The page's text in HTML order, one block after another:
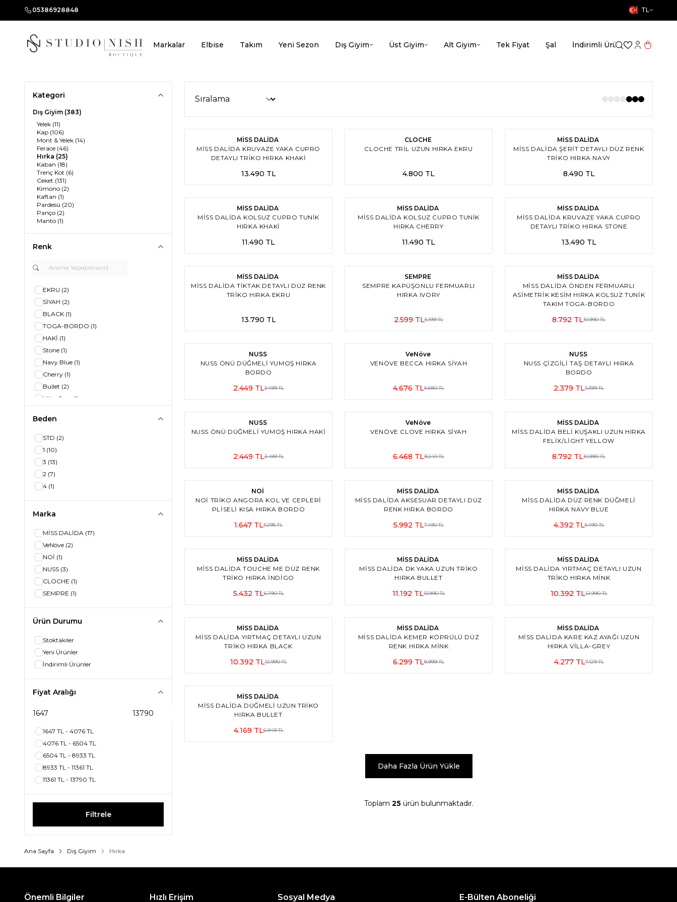
05386928848 TL
Markalar Elbise Takım Yeni Sezon Dış Giyim Üst Giyim Alt Giyim Tek Fiyat Şal İndirimli ÜrünlerFavorilerim
Hesabım
Sepetim
Kategori
Dış Giyim (383)
Yelek (11)
Kap (106)
Mont & Yelek (14)
Ferace (46)
Hırka (25)
Kaban (18)
Trenç Kot (6)
Ceket (131)
Kimono (2)
Kaftan (1)
Pardesü (20)
Panço (2)
Manto (1)
Renk
EKRU (2)
SİYAH (2)
BLACK (1)
TOGA-BORDO (1)
HAKİ (1)
Stone (1)
Navy Blue (1)
Cherry (1)
Bullet (2)
Villa-Grey
(1)
IVORY
Navy(1)
BORDO
KHAKİ
İNDİGO
MİNK
Beden
STD (2)
1 (10)
3 (13)
2 (7)
4 (1)
Marka
MİSS DALİDA (17)
VeNöve (2)
NOİ (1)
NUSS (3)
CLOCHE (1)
SEMPRE (1)
Ürün Durumu
Stoktakiler
Yeni Ürünler
İndirimli Ürünler
Fiyat Aralığı
1647 TL - 4076 TL
4076 TL - 6504 TL
6504 TL - 8933 TL
8933 TL - 11361 TL
11361 TL - 13790 TL
Filtrele
3
MİSS DALİDA
MISS DALIDA KRUVAZE YAKA CUPRO
DETAYLI TRIKO HIRKA KHAKİ
13.490 TL
2
CLOCHE
CLOCHE TRIL UZUN HIRKA EKRU
4.800 TL
2
MİSS DALİDA
MISS DALIDA ŞERIT DETAYLI DÜZ RENK
TRIKO HIRKA NAVY
8.490 TL
3
MİSS DALİDA
MISS DALIDA KOLSUZ CUPRO TUNIK
HIRKA KHAKİ
11.490 TL
3
MİSS DALİDA
MISS DALIDA KOLSUZ CUPRO TUNIK
HIRKA CHERRY
11.490 TL
3
MİSS DALİDA
MISS DALIDA KRUVAZE YAKA CUPRO
DETAYLI TRIKO HIRKA STONE
13.490 TL
2
MİSS DALİDA
MISS DALIDA TIKTAK DETAYLI DÜZ RENK
TRIKO HIRKA EKRU
13.790 TL
SEMPRE
SEMPRE KAPÜŞONLU FERMUARLI
HIRKA IVORY
5.199TL
2.599 TL
3
MİSS DALİDA
MISS DALIDA ÖNDEN FERMUARLI
ASIMETRIK KESIM HIRKA KOLSUZ TUNIK
TAKIM TOGA-BORDO
10.990TL
8.792 TL
4
NUSS
NUSS ÖNÜ DÜĞMELI YUMOŞ HIRKA
BORDO
3.499TL
2.449 TL
2
VeNöve
VENÖVE BECCA HIRKA SİYAH
6.680TL
4.676 TL
2
NUSS
NUSS ÇIZGILI TAŞ DETAYLI HIRKA
BORDO
3.399TL
2.379 TL
4
NUSS
NUSS ÖNÜ DÜĞMELI YUMOŞ HIRKA HAKİ
3.499TL
2.449 TL
VeNöve
VENÖVE CLOVE HIRKA SİYAH
9.240TL
6.468 TL
3
MİSS DALİDA
MISS DALIDA BELI KUŞAKLI UZUN HIRKA
FELIX/LIGHT YELLOW
10.990TL
8.792 TL
4
NOİ
NOI TRIKO ANGORA KOL VE CEPLERI
PLISELI KISA HIRKA BORDO
3.295TL
1.647 TL
3
MİSS DALİDA
MISS DALIDA AKSESUAR DETAYLI DÜZ
RENK HIRKA BORDO
7.490TL
5.992 TL
2
MİSS DALİDA
MISS DALIDA DÜZ RENK DÜĞMELI
HIRKA NAVY BLUE
5.490TL
4.392 TL
3
MİSS DALİDA
MISS DALIDA TOUCHE ME DÜZ RENK
TRIKO HIRKA İNDİGO
6.790TL
5.432 TL
3
MİSS DALİDA
MISS DALIDA DK YAKA UZUN TRIKO
HIRKA BULLET
13.990TL
11.192 TL
3
MİSS DALİDA
MISS DALIDA YIRTMAÇ DETAYLI UZUN
TRIKO HIRKA MİNK
12.990TL
10.392 TL
3
MİSS DALİDA
MISS DALIDA YIRTMAÇ DETAYLI UZUN
TRIKO HIRKA BLACK
12.990TL
10.392 TL
3
MİSS DALİDA
MISS DALIDA KEMER KÖPRÜLÜ DÜZ
RENK HIRKA MİNK
8.999TL
6.299 TL
MİSS DALİDA
MISS DALIDA KARE KAZ AYAĞI UZUN
HIRKA VILLA-GREY
7.129TL
4.277TL
2
MİSS DALİDA
MISS DALIDA DÜĞMELI UZUN TRIKO
HIRKA BULLET
6.949TL
4.169 TL
Daha Fazla Ürün Yükle
Toplam 25ürün bulunmaktadır.
Ana Sayfa Dış Giyim Hırka
Önemli Bilgiler Hızlı Erişim Sosyal Medya E-Bülten Aboneliği